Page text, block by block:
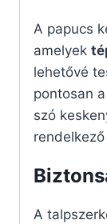
A papucs
amelyek
lehetővé
pontosan
szó
A